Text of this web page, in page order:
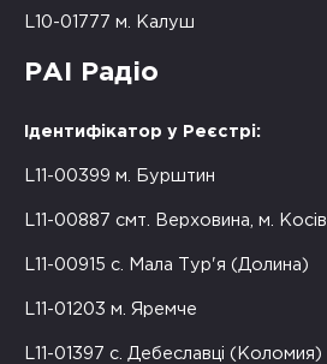
L10-01777 м. Калуш
РАІ Радіо
Ідентифікатор у Реєстрі:
L11-00399 м. Бурштин
L11-00887 смт. Верховина, м. Косів
L11-00915 с. Мала Тур'я (Долина)
L11-01203 м. Яремче
L11-01397 с. Дебеславці (Коломия)